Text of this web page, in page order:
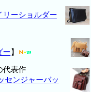
リーショルダー
ー 】
代表作
センジャーバッ